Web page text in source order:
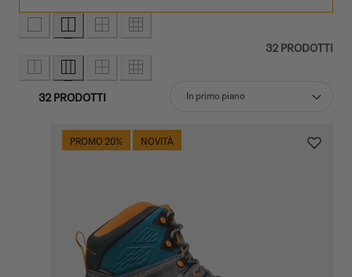
32 PRODOTTI
32 PRODOTTI
PROMO 20% NOVITÀ